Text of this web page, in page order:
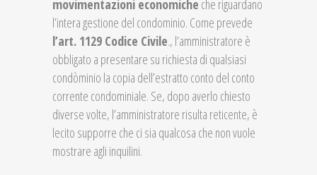
movimentazioni economiche che riguardano
l’intera gestione del condominio. Come prevede
l’art. 1129 Codice Civile., l’amministratore è
obbligato a presentare su richiesta di qualsiasi
condòminio la copia dell’estratto conto del conto
corrente condominiale. Se, dopo averlo chiesto
diverse volte, l’amministratore risulta reticente, è
lecito supporre che ci sia qualcosa che non vuole
mostrare agli inquilini.